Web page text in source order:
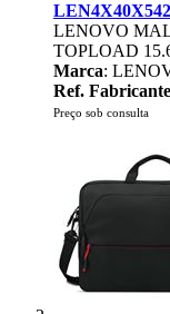
LENOVO
TOPLOAD
Marca:
Ref. Fabricante
Preço sob consulta